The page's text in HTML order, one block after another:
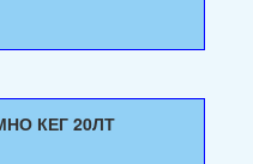
КЕГ 20ЛТ